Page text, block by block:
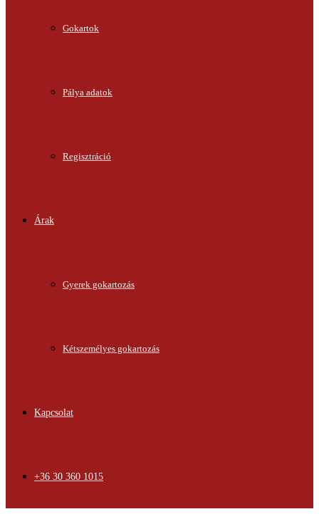
Gokartok
Pálya adatok
Regisztráció
Árak
Gyerek gokartozás
Kétszemélyes gokartozás
Kapcsolat
+36 30 360 1015